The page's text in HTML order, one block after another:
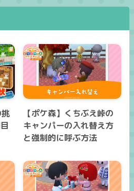
【ポケ森】くちぶえ峠の
キャンパーの入れ替え方
と強制的に呼ぶ方法